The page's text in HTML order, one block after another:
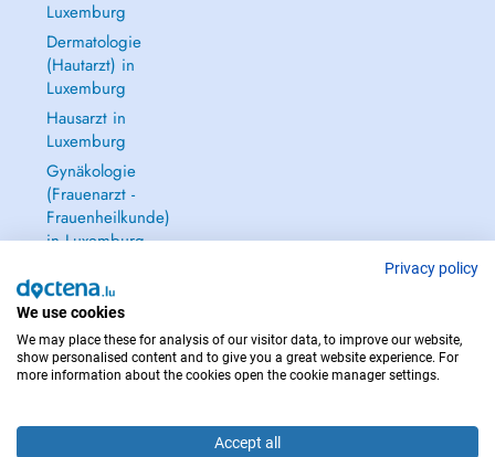
Luxemburg
Dermatologie
(Hautarzt) in
Luxemburg
Hausarzt in
Luxemburg
Gynäkologie
(Frauenarzt -
Frauenheilkunde)
in Luxemburg
IM NOTFALL WENDEN SIE SICH AN : 112
Privacy policy
We use cookies
We may place these for analysis of our visitor data, to improve our website,
show personalised content and to give you a great website experience. For
more information about the cookies open the cookie manager settings.
Accept all